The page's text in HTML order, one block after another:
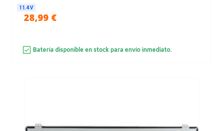
11.4V
28,99 €
Batería disponible en stock para envío inmediato.